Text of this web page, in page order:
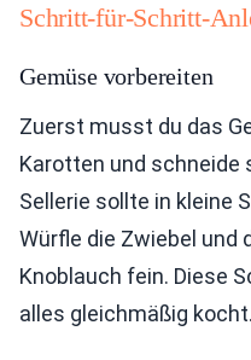
Schritt-für-Schritt-
Gemüse vorbereiten
Zuerst musst du das
Karotten und schneide
Sellerie sollte in kleine
Würfle die Zwiebel und
Knoblauch fein. Diese
alles gleichmäßig kocht.